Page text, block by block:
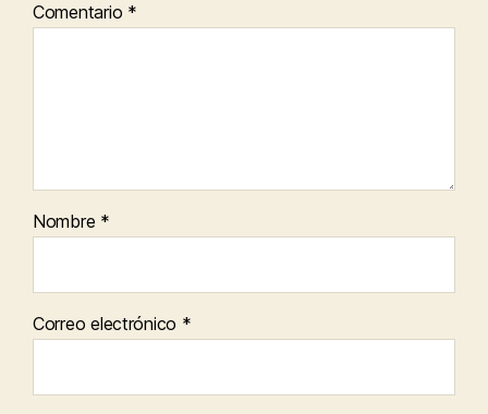
Comentario *
Nombre *
Correo electrónico *